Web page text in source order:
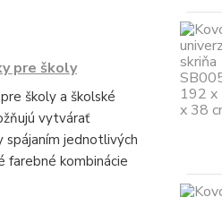
pre školy
školy a školské
vytvárať
jednotlivých
farebné kombinácie